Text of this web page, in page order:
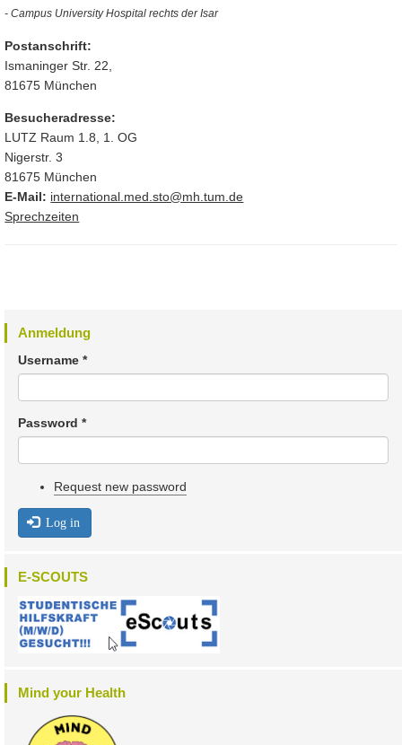
- Campus University Hospital rechts der Isar
Postanschrift:
Ismaninger Str. 22,
81675 München
Besucheradresse:
LUTZ Raum 1.8, 1. OG
Nigerstr. 3
81675 München
E-Mail: international.med.sto@mh.tum.de
Sprechzeiten
Anmeldung
Username*
Password*
Request new password
Log in
E-SCOUTS
Mind your Health